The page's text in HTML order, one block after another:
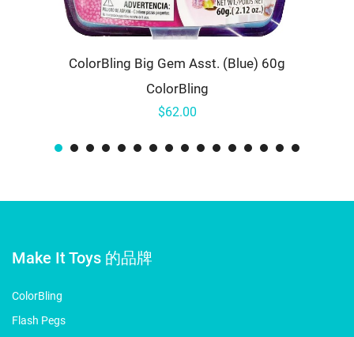
ColorBling Big Gem Asst. (Blue) 60g
ColorBling
$62.00
Make It Toys 的品牌
ColorBling
Flash Pegs